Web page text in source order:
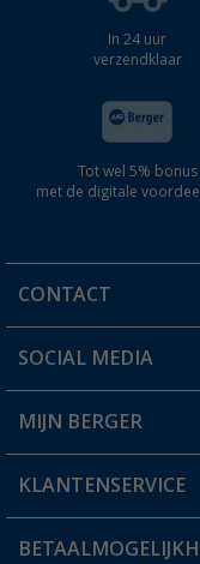
In 24 uur
verzendklaar
Tot wel 5% bonus
met de digitale
CONTACT
Een vraag?
Winkel vinden
SOCIAL MEDIA
MIJN BERGER
Mijn account
Status bestelling
KLANTENSERVICE
FAQ & Contact